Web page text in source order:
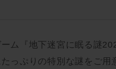
ム『地下迷宮に眠る謎
っぷりの特別な謎をご用